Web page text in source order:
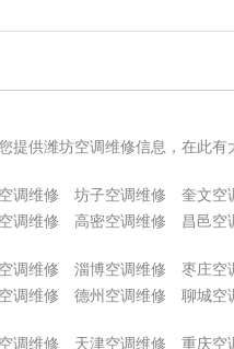
提供潍坊空调维修信息，在此
调维修 坊子空调维修 奎文空
调维修 高密空调维修 昌邑空
调维修 淄博空调维修 枣庄空
调维修 德州空调维修 聊城空
调维修 天津空调维修 重庆空